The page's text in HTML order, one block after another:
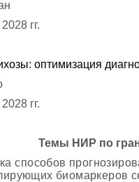
гг.
оптимизация
гг.
Темы НИР по
способов
биомаркеров